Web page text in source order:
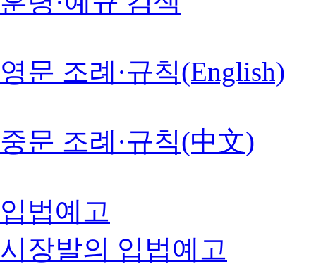
영문 조례·규칙(English)
중문 조례·규칙(中文)
입법예고
시장발의 입법예고